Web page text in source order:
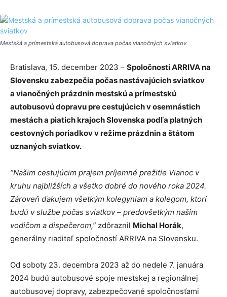
Mestská a prímestská autobusová doprava počas vianočných sviatkov
Bratislava, 15. december 2023 – Spoločnosti ARRIVA na
Slovensku zabezpečia počas nastávajúcich sviatkov
a vianočných prázdnin mestskú a prímestskú
autobusovú dopravu pre cestujúcich v osemnástich
mestách a piatich krajoch Slovenska podľa platných
cestovných poriadkov v režime prázdnin a štátom
uznaných sviatkov.
“Našim cestujúcim prajem príjemné prežitie Vianoc v
kruhu najbližších a všetko dobré do nového roka 2024.
Zároveň ďakujem všetkým kolegyniam a kolegom, ktorí
budú v službe počas sviatkov – predovšetkým našim
vodičom a dispečerom,” zdôraznil Michal Horák,
generálny riaditeľ spoločností ARRIVA na Slovensku.
Od soboty 23. decembra 2023 až do nedele 7. januára
2024 budú autobusové spoje mestskej a regionálnej
autobusovej dopravy, zabezpečované spoločnosťami